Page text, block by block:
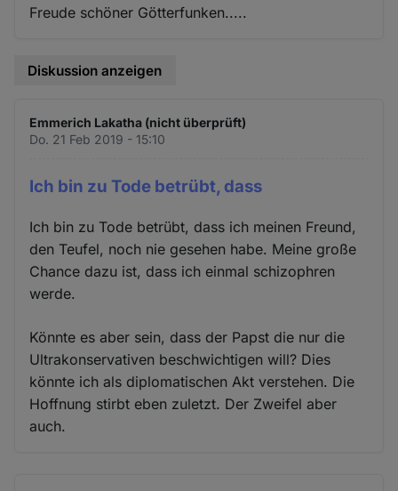
Freude schöner Götterfunken.....
Diskussion anzeigen
Emmerich Lakatha (nicht überprüft)
Do. 21 Feb 2019 - 15:10
Ich bin zu Tode betrübt, dass
Ich bin zu Tode betrübt, dass ich meinen Freund,
den Teufel, noch nie gesehen habe. Meine große
Chance dazu ist, dass ich einmal schizophren
werde.
Könnte es aber sein, dass der Papst die nur die
Ultrakonservativen beschwichtigen will? Dies
könnte ich als diplomatischen Akt verstehen. Die
Hoffnung stirbt eben zuletzt. Der Zweifel aber
auch.